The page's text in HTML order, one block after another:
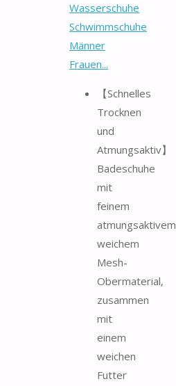
Wasserschuhe
Schwimmschuhe
Männer
Frauen...
【Schnelles
Trocknen
und
Atmungsaktiv】
Badeschuhe
mit
feinem
atmungsaktivem
weichem
Mesh-
Obermaterial,
zusammen
mit
einem
weichen
Futter